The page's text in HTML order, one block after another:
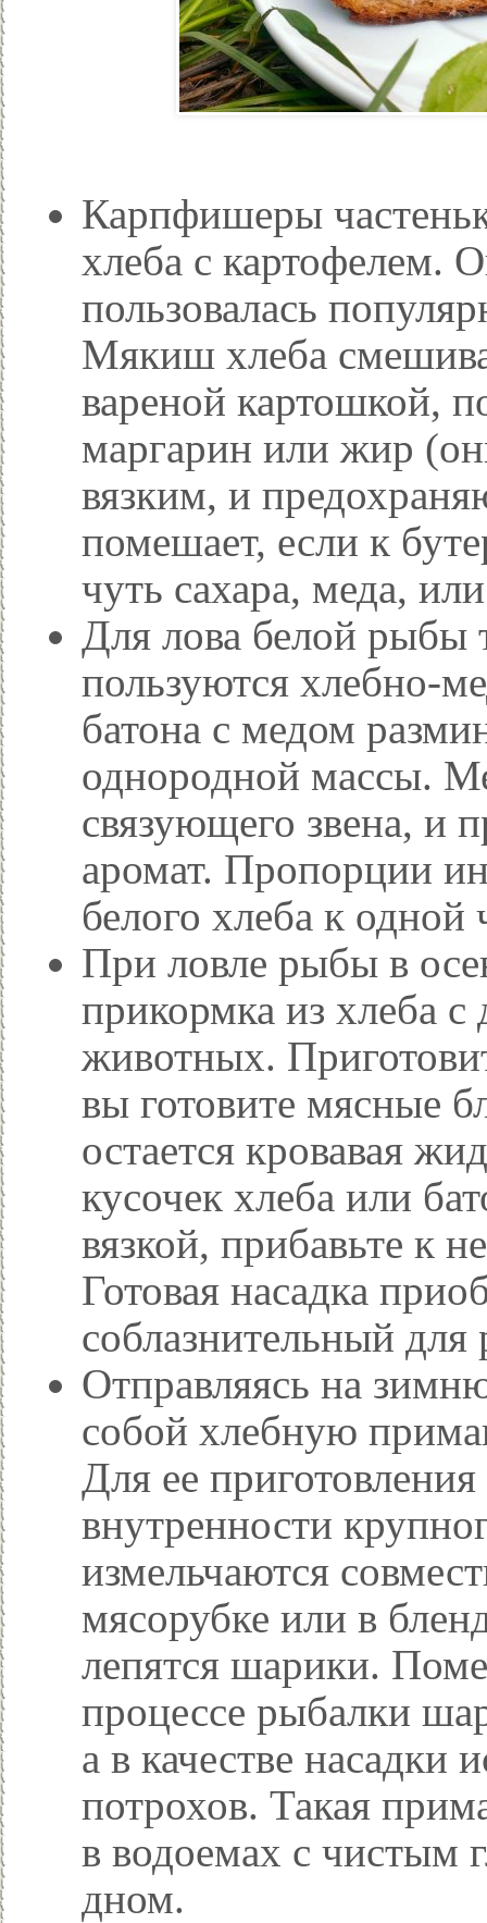
Карпфишеры
хлеба с картофелем.
пользовалась
Мякиш хлеба
вареной картошкой,
маргарин или жир
вязким, и
помешает, если к
чуть сахара, меда,
Для лова белой рыбы
пользуются хлебно-
батона с медом
однородной массы.
связующего звена, и
аромат. Пропорции
белого хлеба к одной
При ловле рыбы в
прикормка из хлеба
животных.
вы готовите мясные
остается кровавая
кусочек хлеба или
вязкой, прибавьте к
Готовая насадка
соблазнительный для
Отправляясь на
собой хлебную
Для ее
внутренности
измельчаются
мясорубке или в
лепятся шарики.
процессе рыбалки
а в качестве насадки
потрохов. Такая
в водоемах с чистым
дном.